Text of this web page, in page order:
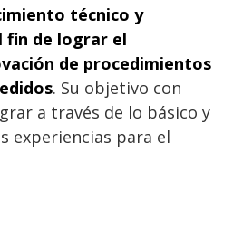
técnico y
fin de lograr el
de procedimientos
. Su objetivo con
a través de lo básico y
experiencias para el